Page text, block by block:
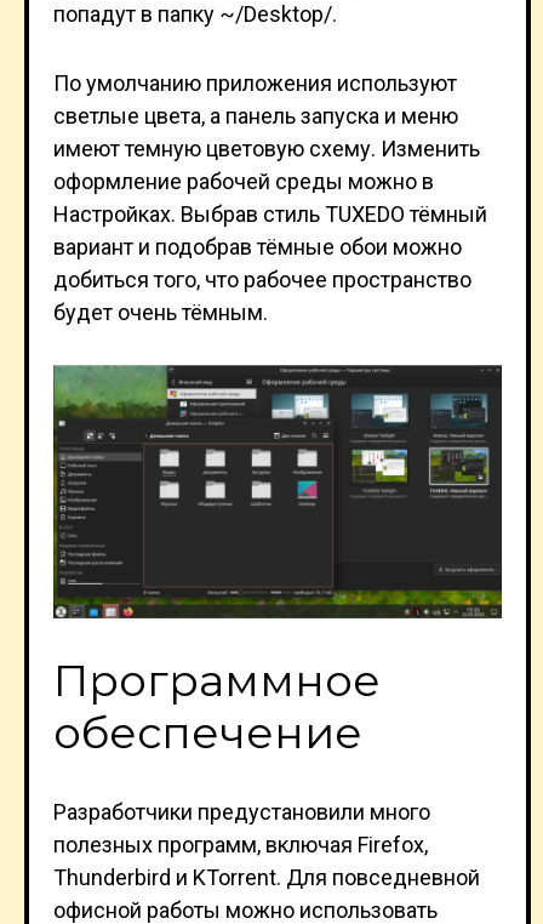
попадут в папку ~/Desktop/.
По умолчанию приложения используют
светлые цвета, а панель запуска и меню
имеют темную цветовую схему. Изменить
оформление рабочей среды можно в
Настройках. Выбрав стиль TUXEDO тёмный
вариант и подобрав тёмные обои можно
добиться того, что рабочее пространство
будет очень тёмным.
Программное
обеспечение
Разработчики предустановили много
полезных программ, включая Firefox,
Thunderbird и KTorrent. Для повседневной
офисной работы можно использовать